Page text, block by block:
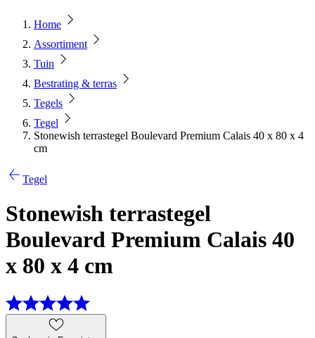
Home
Assortiment
Tuin
Bestrating & terras
Tegels
Tegel
Stonewish terrastegel Boulevard Premium Calais 40 x 80 x 4
cm
Tegel
Stonewish terrastegel
Boulevard Premium Calais 40
x 80 x 4 cm